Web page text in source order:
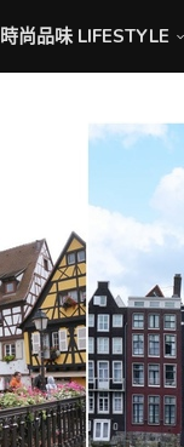
時尚品味 LIFESTYLE